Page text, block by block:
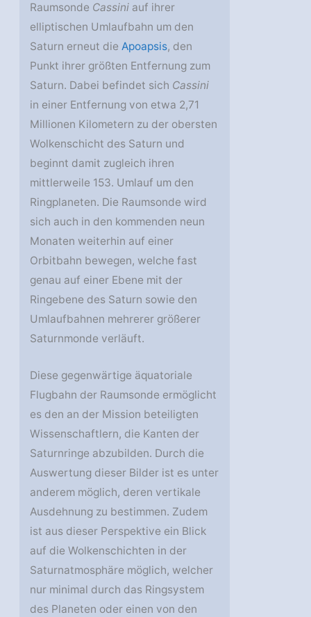
Raumsonde Cassini auf ihrer
elliptischen Umlaufbahn um den
Saturn erneut dieApoapsis, den
Punkt ihrer größten Entfernung zum
Saturn. Dabei befindet sich Cassini
in einer Entfernung von etwa 2,71
Millionen Kilometern zu der obersten
Wolkenschicht des Saturn und
beginnt damit zugleich ihren
mittlerweile 153. Umlauf um den
Ringplaneten. Die Raumsonde wird
sich auch in den kommenden neun
Monaten weiterhin auf einer
Orbitbahn bewegen, welche fast
genau auf einer Ebene mit der
Ringebene des Saturn sowie den
Umlaufbahnen mehrerer größerer
Saturnmonde verläuft.
Diese gegenwärtige äquatoriale
Flugbahn der Raumsonde ermöglicht
es den an der Mission beteiligten
Wissenschaftlern, die Kanten der
Saturnringe abzubilden. Durch die
Auswertung dieser Bilder ist es unter
anderem möglich, deren vertikale
Ausdehnung zu bestimmen. Zudem
ist aus dieser Perspektive ein Blick
auf die Wolkenschichten in der
Saturnatmosphäre möglich, welcher
nur minimal durch das Ringsystem
des Planeten oder einen von den